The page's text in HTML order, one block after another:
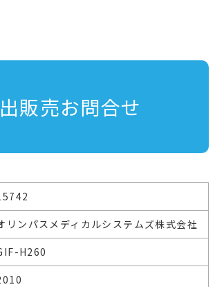
販売お問合せ
リンパスメディカルシステムズ株式会社
H260